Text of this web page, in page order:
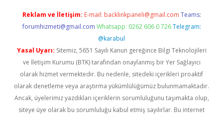
Reklam ve İletişim: E-mail: backlinkpaneli@gmail.com Teams:
forumhizmeti@gmail.com Whatsapp: 0262 606 0 726 Telegram:
@karabul
Yasal Uyarı: Sitemiz, 5651 Sayılı Kanun gereğince Bilgi Teknolojileri
ve İletişim Kurumu (BTK) tarafından onaylanmış bir Yer Sağlayıcı
olarak hizmet vermektedir. Bu nedenle, sitedeki içerikleri proaktif
olarak denetleme veya araştırma yükümlülüğümüz bulunmamaktadır.
Ancak, üyelerimiz yazdıkları içeriklerin sorumluluğunu taşımakta olup,
siteye üye olarak bu sorumluluğu kabul etmiş sayılırlar. Bu internet